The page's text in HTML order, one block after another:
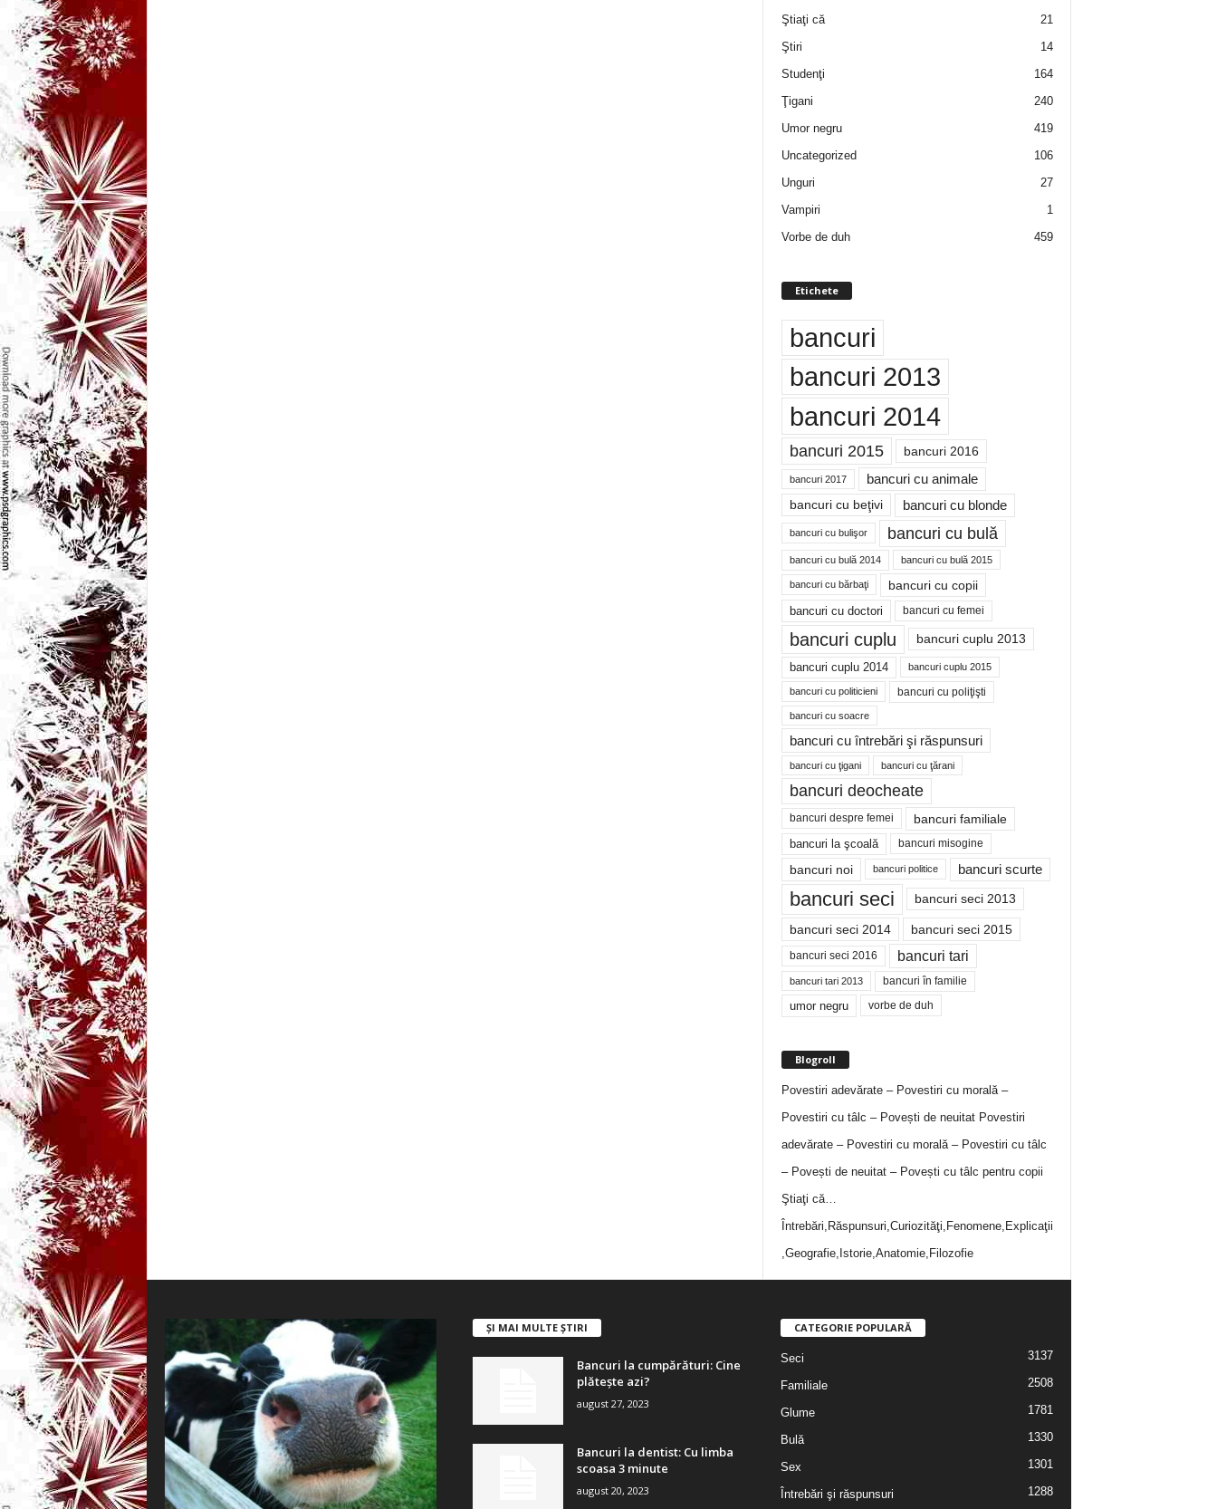
Ştiaţi că
21
Ştiri
14
Studenţi
164
Ţigani
240
Umor negru
419
Uncategorized
106
Unguri
27
Vampiri
1
Vorbe de duh
459
Etichete
bancuri
bancuri 2013
bancuri 2014
bancuri 2015 bancuri 2016
bancuri 2017 bancuri cu animale
bancuri cu beţivi bancuri cu blonde
bancuri cu bulişor bancuri cu bulă
bancuri cu bulă 2014 bancuri cu bulă 2015
bancuri cu bărbaţi bancuri cu copii
bancuri cu doctori bancuri cu femei
bancuri cuplu bancuri cuplu 2013
bancuri cuplu 2014 bancuri cuplu 2015
bancuri cu politicieni bancuri cu poliţişti
bancuri cu soacre
bancuri cu întrebări şi răspunsuri
bancuri cu ţigani bancuri cu ţărani
bancuri deocheate
bancuri despre femei bancuri familiale
bancuri la şcoală bancuri misogine
bancuri noi bancuri politice bancuri scurte
bancuri seci bancuri seci 2013
bancuri seci 2014 bancuri seci 2015
bancuri seci 2016 bancuri tari
bancuri tari 2013 bancuri în familie
umor negru vorbe de duh
Blogroll
Povestiri adevărate – Povestiri cu morală –
Povestiri cu tâlc – Povești de neuitatPovestiri
adevărate – Povestiri cu morală – Povestiri cu tâlc
– Povești de neuitat – Povești cu tâlc pentru copii
Ştiaţi că…
Întrebări,Răspunsuri,Curiozităţi,Fenomene,Explicaţii
,Geografie,Istorie,Anatomie,Filozofie
ȘI MAI MULTE ȘTIRI
Bancuri la cumpărături: Cine
plătește azi?
august 27, 2023
Bancuri la dentist: Cu limba
scoasa 3 minute
august 20, 2023
CATEGORIE POPULARĂ
Seci 3137
Familiale 2508
Glume 1781
Bulă 1330
Sex 1301
Întrebări şi răspunsuri 1288